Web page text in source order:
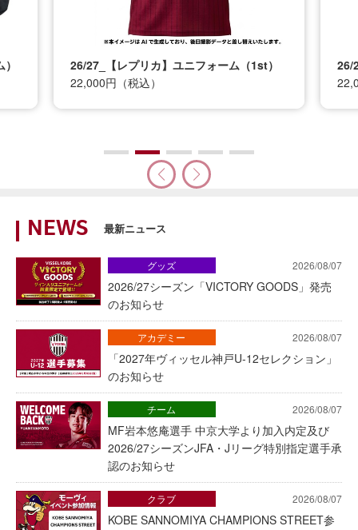
26/27_【レプリカ】ユニフォーム（2nd）
22,000円（税込）
26/
NEWS 最新ニュース
2026/08/07
2026/27シーズン「VICTORY GOODS」発売
のお知らせ
グッズ
2026/08/07
「2027年ヴィッセル神戸U-12セレクション」
のお知らせ
アカデミー
2026/08/07
MF岩本悠庵選手 中京大学より加入内定及び
2026/27シーズンJFA・Jリーグ特別指定選手承
認のお知らせ
チーム
2026/08/07
KOBE SANNOMIYA CHAMPIONS STREET参
クラブ